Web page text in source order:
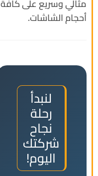
مثالي وسريع على كافة
أحجام الشاشات.
لنبدأ
رحلة
نجاح
شركتك
اليوم!